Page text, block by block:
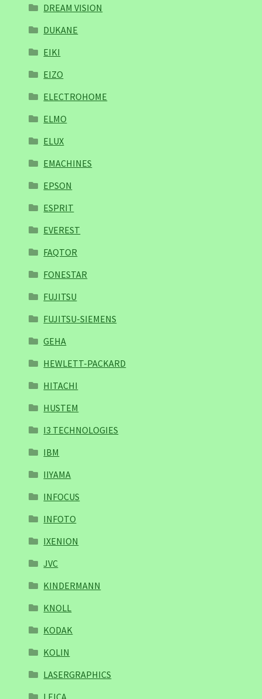
DREAM VISION
DUKANE
EIKI
EIZO
ELECTROHOME
ELMO
ELUX
EMACHINES
EPSON
ESPRIT
EVEREST
FAQTOR
FONESTAR
FUJITSU
FUJITSU-SIEMENS
GEHA
HEWLETT-PACKARD
HITACHI
HUSTEM
I3 TECHNOLOGIES
IBM
IIYAMA
INFOCUS
INFOTO
IXENION
JVC
KINDERMANN
KNOLL
KODAK
KOLIN
LASERGRAPHICS